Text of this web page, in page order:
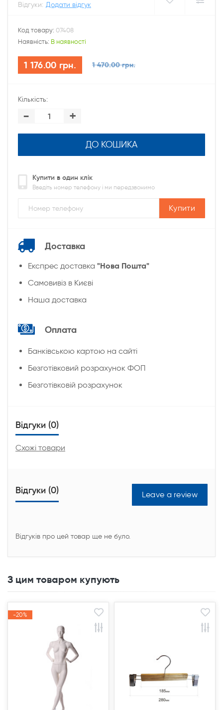
Відгуки: Додати відгук
Код товару: 07408
Наявність: В наявності
1 176.00 грн. 1 470.00 грн.
Кількість:
- +
ДО КОШИКА
Купити в один клік
Введіть номер телефону і ми передзвонимо
Купити
Доставка
Експрес доставка "Нова Пошта"
Cамовивіз в Києві
Наша доставка
Оплата
Банківською картою на сайті
Безготівковий розрахунок ФОП
Безготівковій розрахунок
Відгуки (0)
Схожі товари
Відгуки (0) Leave a review
Відгуків про цей товар ще не було.
З цим товаром купують
-20%
-20%